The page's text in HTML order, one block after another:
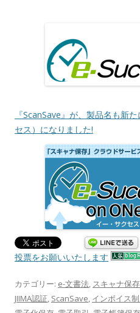
『ScanSave』が、製品名も新
セス）になりました!
投票をお願いいたします
カテゴリー: e-文書法, スキャナ保存
JIIMA認証, ScanSave, インボイス